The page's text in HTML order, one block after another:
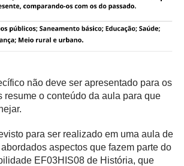
não deve ser apresentado para os
resume o conteúdo da aula para que
para ser realizado em uma aula de
aspectos que fazem parte do
EF03HIS08 de História, que